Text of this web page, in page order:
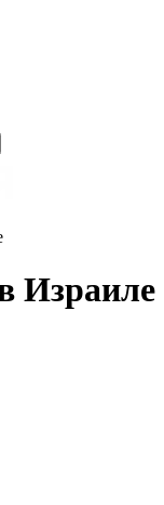
Израиле